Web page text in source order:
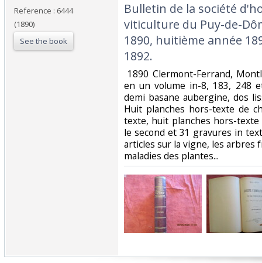
Reference : 6444
(1890)
See the book
‎Bulletin de la société
viticulture du Puy-de-
1890, huitième année
1892.‎
1890 Clermont-Ferrand,
en un volume in-8, 183, 248
demi basane aubergine, dos
Huit planches hors-texte de
texte, huit planches hors-
le second et 31 gravures in
articles sur la vigne, les arbres
maladies des plantes... ‎